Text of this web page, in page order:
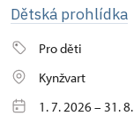
Dětská prohlídka
Pro děti
Kynžvart
1. 7. 2026 – 31.